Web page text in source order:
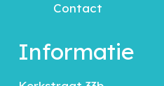
Contact
Informatie